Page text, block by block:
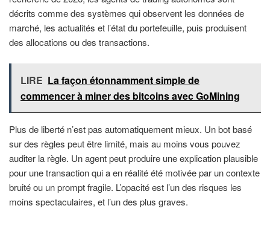
décrits comme des systèmes qui observent les données de
marché, les actualités et l’état du portefeuille, puis produisent
des allocations ou des transactions.
LIRE La façon étonnamment simple de
commencer à miner des bitcoins avec GoMining
Plus de liberté n’est pas automatiquement mieux. Un bot basé
sur des règles peut être limité, mais au moins vous pouvez
auditer la règle. Un agent peut produire une explication plausible
pour une transaction qui a en réalité été motivée par un contexte
bruité ou un prompt fragile. L’opacité est l’un des risques les
moins spectaculaires, et l’un des plus graves.